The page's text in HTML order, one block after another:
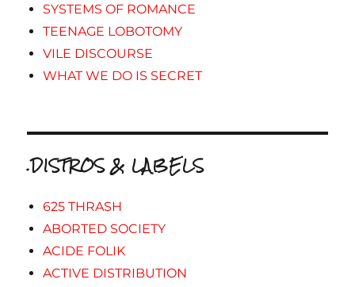
SYSTEMS OF ROMANCE
TEENAGE LOBOTOMY
VILE DISCOURSE
WHAT WE DO IS SECRET
.DISTROS & LABELS
625 THRASH
ABORTED SOCIETY
ACIDE FOLIK
ACTIVE DISTRIBUTION